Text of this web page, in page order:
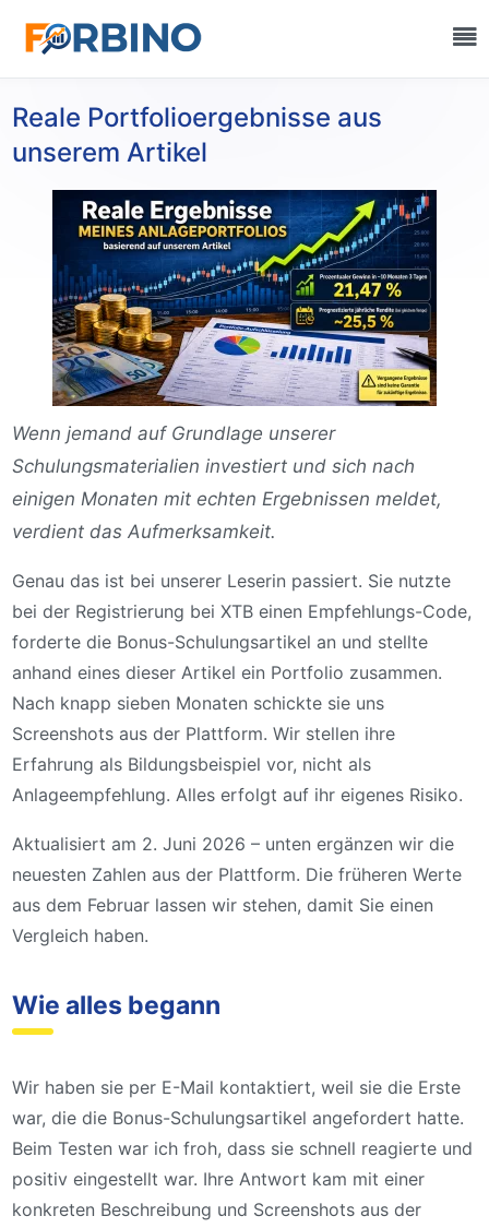
Reale Portfolioergebnisse aus
unserem Artikel
Wenn jemand auf Grundlage unserer
Schulungsmaterialien investiert und sich nach
einigen Monaten mit echten Ergebnissen meldet,
verdient das Aufmerksamkeit.
Genau das ist bei unserer Leserin passiert. Sie nutzte
bei der Registrierung bei XTB einen Empfehlungs-Code,
forderte die Bonus-Schulungsartikel an und stellte
anhand eines dieser Artikel ein Portfolio zusammen.
Nach knapp sieben Monaten schickte sie uns
Screenshots aus der Plattform. Wir stellen ihre
Erfahrung als Bildungsbeispiel vor, nicht als
Anlageempfehlung. Alles erfolgt auf ihr eigenes Risiko.
Aktualisiert am 2. Juni 2026 – unten ergänzen wir die
neuesten Zahlen aus der Plattform. Die früheren Werte
aus dem Februar lassen wir stehen, damit Sie einen
Vergleich haben.
Wie alles begann
Wir haben sie per E-Mail kontaktiert, weil sie die Erste
war, die die Bonus-Schulungsartikel angefordert hatte.
Beim Testen war ich froh, dass sie schnell reagierte und
positiv eingestellt war. Ihre Antwort kam mit einer
konkreten Beschreibung und Screenshots aus der